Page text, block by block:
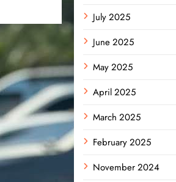
July 2025
June 2025
May 2025
April 2025
March 2025
February 2025
November 2024